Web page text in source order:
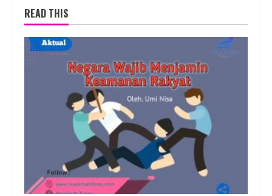
READ THIS